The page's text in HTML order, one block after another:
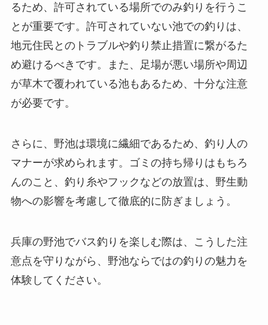
るため、許可されている場所でのみ釣りを行うこ
とが重要です。許可されていない池での釣りは、
地元住民とのトラブルや釣り禁止措置に繋がるた
め避けるべきです。また、足場が悪い場所や周辺
が草木で覆われている池もあるため、十分な注意
が必要です。
さらに、野池は環境に繊細であるため、釣り人の
マナーが求められます。ゴミの持ち帰りはもちろ
んのこと、釣り糸やフックなどの放置は、野生動
物への影響を考慮して徹底的に防ぎましょう。
兵庫の野池でバス釣りを楽しむ際は、こうした注
意点を守りながら、野池ならではの釣りの魅力を
体験してください。